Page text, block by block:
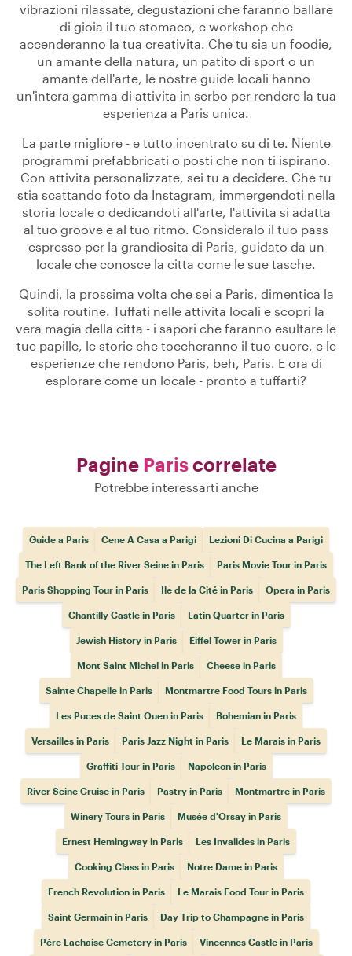
vibrazioni rilassate, degustazioni che faranno ballare
di gioia il tuo stomaco, e workshop che
accenderanno la tua creativita. Che tu sia un foodie,
un amante della natura, un patito di sport o un
amante dell'arte, le nostre guide locali hanno
un'intera gamma di attivita in serbo per rendere la tua
esperienza a Paris unica.
La parte migliore - e tutto incentrato su di te. Niente
programmi prefabbricati o posti che non ti ispirano.
Con attivita personalizzate, sei tu a decidere. Che tu
stia scattando foto da Instagram, immergendoti nella
storia locale o dedicandoti all'arte, l'attivita si adatta
al tuo groove e al tuo ritmo. Consideralo il tuo pass
espresso per la grandiosita di Paris, guidato da un
locale che conosce la citta come le sue tasche.
Quindi, la prossima volta che sei a Paris, dimentica la
solita routine. Tuffati nelle attivita locali e scopri la
vera magia della citta - i sapori che faranno esultare le
tue papille, le storie che toccheranno il tuo cuore, e le
esperienze che rendono Paris, beh, Paris. E ora di
esplorare come un locale - pronto a tuffarti?
Pagine Pariscorrelate
Potrebbe interessarti anche
Guide a Paris Cene A Casa a Parigi Lezioni Di Cucina a Parigi
The Left Bank of the River Seine in Paris Paris Movie Tour in Paris
Paris Shopping Tour in Paris Ile de la Cité in Paris Opera in Paris
Chantilly Castle in Paris Latin Quarter in Paris
Jewish History in Paris Eiffel Tower in Paris
Mont Saint Michel in Paris Cheese in Paris
Sainte Chapelle in Paris Montmartre Food Tours in Paris
Les Puces de Saint Ouen in Paris Bohemian in Paris
Versailles in Paris Paris Jazz Night in Paris Le Marais in Paris
Graffiti Tour in Paris Napoleon in Paris
River Seine Cruise in Paris Pastry in Paris Montmartre in Paris
Winery Tours in Paris Musée d'Orsay in Paris
Ernest Hemingway in Paris Les Invalides in Paris
Cooking Class in Paris Notre Dame in Paris
French Revolution in Paris Le Marais Food Tour in Paris
Saint Germain in Paris Day Trip to Champagne in Paris
Père Lachaise Cemetery in Paris Vincennes Castle in Paris